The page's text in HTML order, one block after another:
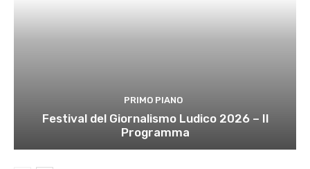
PRIMO PIANO
Festival del Giornalismo Ludico 2026 – Il
Programma